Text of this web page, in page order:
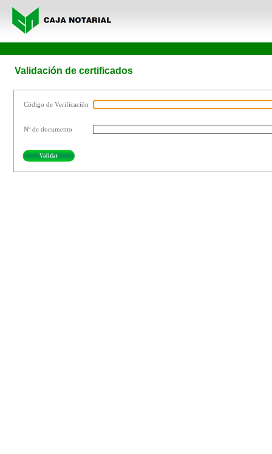
Validación de certificados
Código de Verificación
Nº de documento